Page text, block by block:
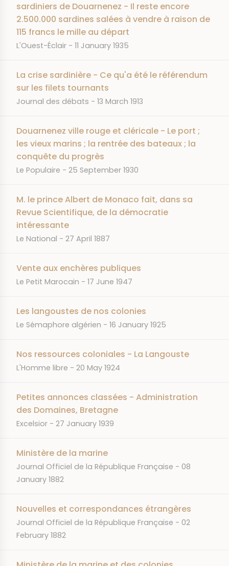
sardiniers de Douarnenez - Il reste encore
2.500.000 sardines salées à vendre à raison de
115 francs le mille au départ
JOURNAL
L'Ouest-Éclair DATE
11 January 1935
La crise sardinière - Ce qu'a été le référendum
sur les filets tournants
JOURNAL
Journal des débats DATE
13 March 1913
Douarnenez ville rouge et cléricale - Le port ;
les vieux marins ; la rentrée des bateaux ; la
conquête du progrès
JOURNAL
Le Populaire DATE
25 September 1930
M. le prince Albert de Monaco fait, dans sa
Revue Scientifique, de la démocratie
intéressante
JOURNAL
Le National DATE
27 April 1887
Vente aux enchères publiques
JOURNAL
Le Petit Marocain DATE
17 June 1947
Les langoustes de nos colonies
JOURNAL
Le Sémaphore algérien DATE
16 January 1925
Nos ressources coloniales - La Langouste
JOURNAL
L'Homme libre DATE
20 May 1924
Petites annonces classées - Administration
des Domaines, Bretagne
JOURNAL
Excelsior DATE
27 January 1939
Ministère de la marine
JOURNAL
Journal Officiel de la République Française DATE
08
January 1882
Nouvelles et correspondances étrangères
JOURNAL
Journal Officiel de la République Française DATE
02
February 1882